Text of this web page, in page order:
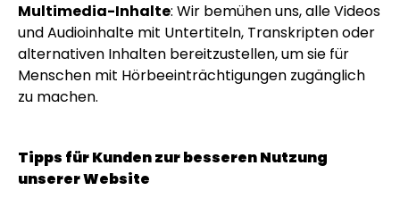
Multimedia-Inhalte: Wir bemühen uns, alle Videos
und Audioinhalte mit Untertiteln, Transkripten oder
alternativen Inhalten bereitzustellen, um sie für
Menschen mit Hörbeeinträchtigungen zugänglich
zu machen.
Tipps für Kunden zur besseren Nutzung
unserer Website